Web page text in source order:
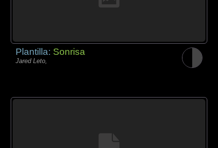
Plantilla: Sonrisa
Jared Leto,